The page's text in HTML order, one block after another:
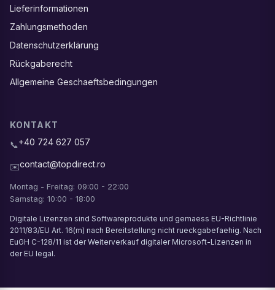
Lieferinformationen
Zahlungsmethoden
Datenschutzerklärung
Rückgaberecht
Allgemeine Geschaeftsbedingungen
KONTAKT
📞+40 724 627 057
✉️contact@topdirect.ro
Montag - Freitag: 09:00 - 22:00
Samstag: 10:00 - 18:00
Digitale Lizenzen sind Softwareprodukte und gemaess EU-Richtlinie
2011/83/EU Art. 16(m) nach Bereitstellung nicht rueckgabefaehig. Nach
EuGH C-128/11 ist der Weiterverkauf digitaler Microsoft-Lizenzen in
der EU legal.